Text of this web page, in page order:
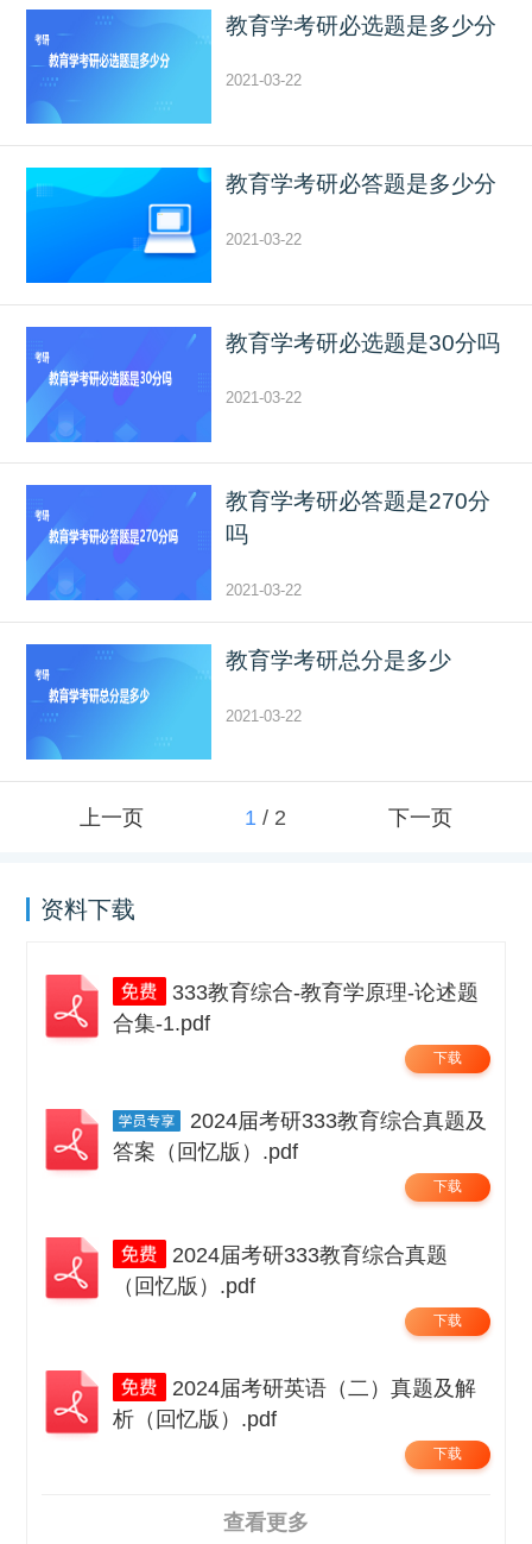
教育学考研必选题是多少分
2021-03-22
教育学考研必答题是多少分
2021-03-22
教育学考研必选题是30分吗
2021-03-22
教育学考研必答题是270分
吗
2021-03-22
教育学考研总分是多少
2021-03-22
上一页 1 / 2 下一页
资料下载
333教育综合-教育学原理-论述题
合集-1.pdf
下载
2024届考研333教育综合真题及
答案（回忆版）.pdf
下载
2024届考研333教育综合真题
（回忆版）.pdf
下载
2024届考研英语（二）真题及解
析（回忆版）.pdf
下载
查看更多